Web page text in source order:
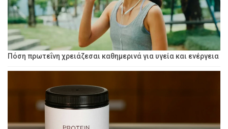
Πόση πρωτεΐνη χρειάζεσαι καθημερινά για υγεία και ενέργεια